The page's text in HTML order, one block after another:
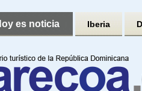
es noticia Iberia